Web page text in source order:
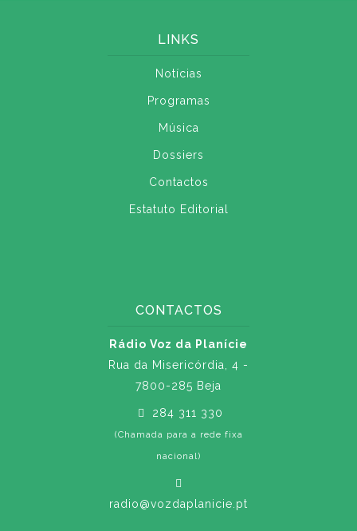
LINKS
Notícias
Programas
Música
Dossiers
Contactos
Estatuto Editorial
CONTACTOS
Rádio Voz da Planície
Rua da Misericórdia, 4 -
7800-285 Beja
284 311 330
(Chamada para a rede fixa
nacional)
radio@vozdaplanicie.pt